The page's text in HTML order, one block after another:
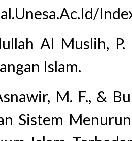
Al Muslih,
Islam.
M. F., &
Sistem